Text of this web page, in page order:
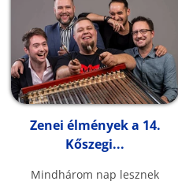
Zenei élmények a 14.
Kőszegi...
Mindhárom nap lesznek